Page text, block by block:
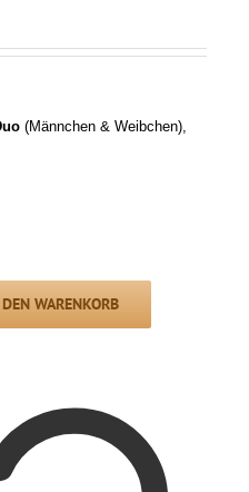
(Männchen & Weibchen),
WARENKORB